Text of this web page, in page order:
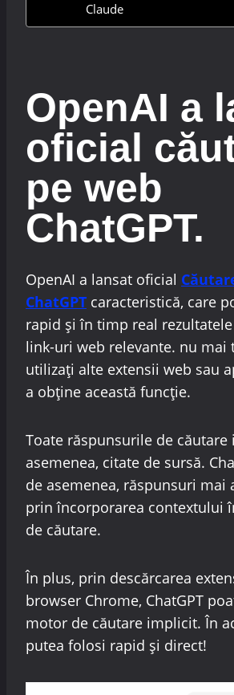
Claude
OpenAI a
oficial
pe web
ChatGPT.
OpenAI a lansat oficial
ChatGPT caracteristică, care
rapid și în timp real
link-uri web relevante. nu mai
utilizați alte extensii web sau
a obține această funcție.
Toate răspunsurile de căutare
asemenea, citate de sursă.
de asemenea, răspunsuri mai
prin încorporarea contextului
de căutare.
În plus, prin descărcarea
browser Chrome, ChatGPT
motor de căutare implicit. În
putea folosi rapid și direct!